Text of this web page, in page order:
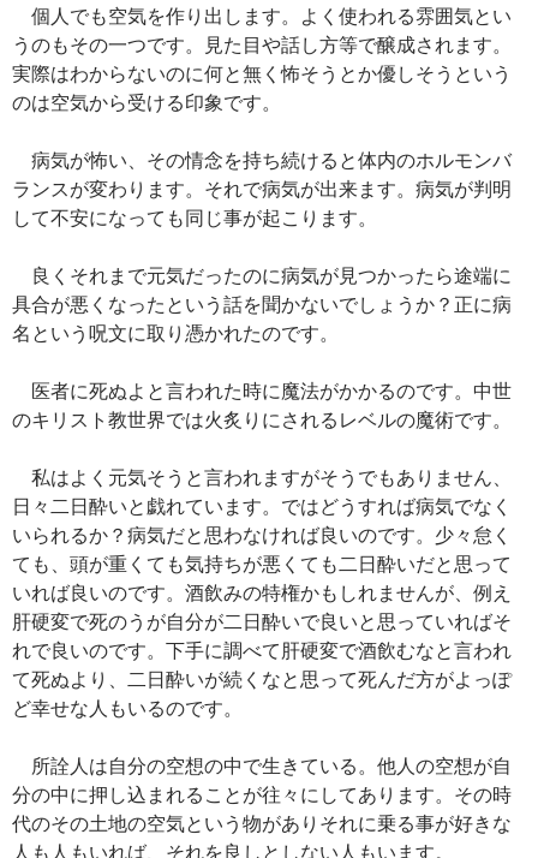
個人でも空気を作り出します。よく使われる雰囲気とい
うのもその一つです。見た目や話し方等で醸成されます。
実際はわからないのに何と無く怖そうとか優しそうという
のは空気から受ける印象です。
病気が怖い、その情念を持ち続けると体内のホルモンバ
ランスが変わります。それで病気が出来ます。病気が判明
して不安になっても同じ事が起こります。
良くそれまで元気だったのに病気が見つかったら途端に
具合が悪くなったという話を聞かないでしょうか？正に病
名という呪文に取り憑かれたのです。
医者に死ぬよと言われた時に魔法がかかるのです。中世
のキリスト教世界では火炙りにされるレベルの魔術です。
私はよく元気そうと言われますがそうでもありません、
日々二日酔いと戯れています。ではどうすれば病気でなく
いられるか？病気だと思わなければ良いのです。少々怠く
ても、頭が重くても気持ちが悪くても二日酔いだと思って
いれば良いのです。酒飲みの特権かもしれませんが、例え
肝硬変で死のうが自分が二日酔いで良いと思っていればそ
れで良いのです。下手に調べて肝硬変で酒飲むなと言われ
て死ぬより、二日酔いが続くなと思って死んだ方がよっぽ
ど幸せな人もいるのです。
所詮人は自分の空想の中で生きている。他人の空想が自
分の中に押し込まれることが往々にしてあります。その時
代のその土地の空気という物がありそれに乗る事が好きな
人も人もいれば、それを良しとしない人もいます。